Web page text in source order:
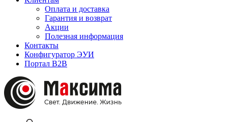
Оплата и доставка
Гарантия и возврат
Акции
Полезная информация
Контакты
Конфигуратор ЭУИ
Портал B2B